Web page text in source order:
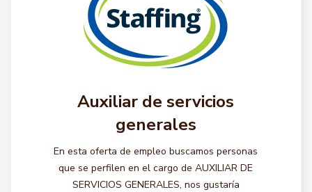
Auxiliar de servicios
generales
En esta oferta de empleo buscamos personas
que se perfilen en el cargo de AUXILIAR DE
SERVICIOS GENERALES, nos gustaría